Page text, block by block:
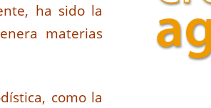
ha sido la
materias
como la